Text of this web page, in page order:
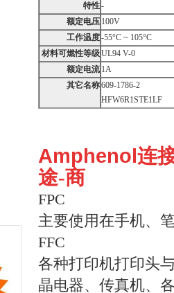
特性-
额定电压 100V
工作温度-55°C ~ 105°C
材料可燃性等级UL94 V-0
额定电流 1A
其它名称609-1786-2
HFW6R1STE1LF
Amphenol连
途-商
FPC
主要使用在手机、
FFC
各种打印机打印头
晶电器、传真机、